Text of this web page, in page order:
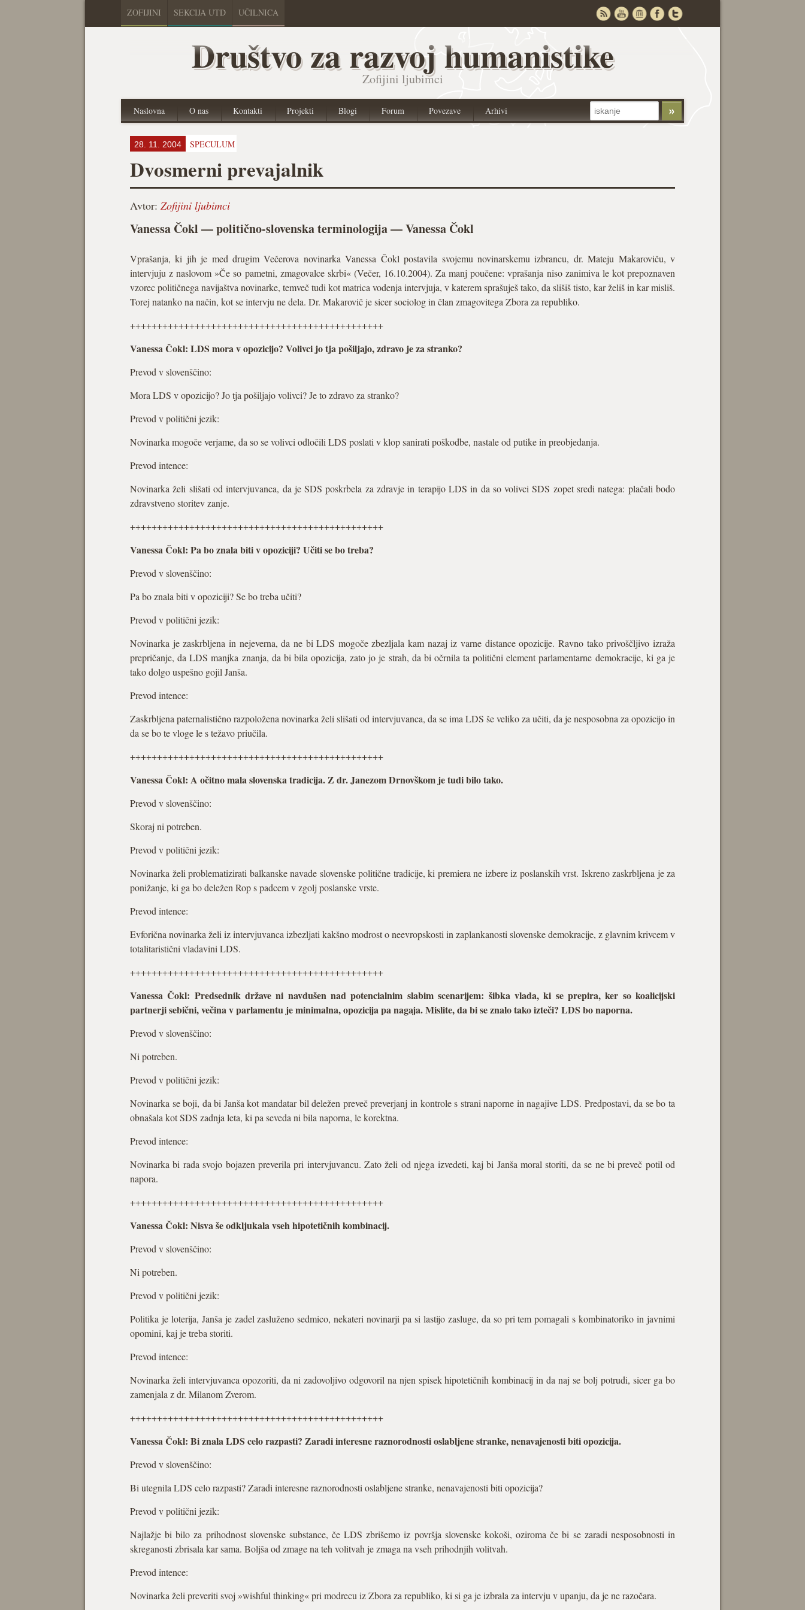
ZOFIJINI SEKCIJA UTD UČILNICA
Društvo za razvoj humanistike
Zofijini ljubimci
Naslovna O nas Kontakti Projekti Blogi Forum Povezave Arhivi
28. 11. 2004 SPECULUM
Dvosmerni prevajalnik
Avtor: Zofijini ljubimci
Vanessa Čokl — politično-slovenska terminologija — Vanessa Čokl
Vprašanja, ki jih je med drugim Večerova novinarka Vanessa Čokl postavila svojemu novinarskemu izbrancu, dr. Mateju Makaroviču, v
intervjuju z naslovom »Če so pametni, zmagovalce skrbi« (Večer, 16.10.2004). Za manj poučene: vprašanja niso zanimiva le kot prepoznaven
vzorec političnega navijaštva novinarke, temveč tudi kot matrica vodenja intervjuja, v katerem sprašuješ tako, da slišiš tisto, kar želiš in kar misliš.
Torej natanko na način, kot se intervju ne dela. Dr. Makarovič je sicer sociolog in član zmagovitega Zbora za republiko.
+++++++++++++++++++++++++++++++++++++++++++++++
Vanessa Čokl: LDS mora v opozicijo? Volivci jo tja pošiljajo, zdravo je za stranko?
Prevod v slovenščino:
Mora LDS v opozicijo? Jo tja pošiljajo volivci? Je to zdravo za stranko?
Prevod v politični jezik:
Novinarka mogoče verjame, da so se volivci odločili LDS poslati v klop sanirati poškodbe, nastale od putike in preobjedanja.
Prevod intence:
Novinarka želi slišati od intervjuvanca, da je SDS poskrbela za zdravje in terapijo LDS in da so volivci SDS zopet sredi natega: plačali bodo
zdravstveno storitev zanje.
+++++++++++++++++++++++++++++++++++++++++++++++
Vanessa Čokl: Pa bo znala biti v opoziciji? Učiti se bo treba?
Prevod v slovenščino:
Pa bo znala biti v opoziciji? Se bo treba učiti?
Prevod v politični jezik:
Novinarka je zaskrbljena in nejeverna, da ne bi LDS mogoče zbezljala kam nazaj iz varne distance opozicije. Ravno tako privoščljivo izraža
prepričanje, da LDS manjka znanja, da bi bila opozicija, zato jo je strah, da bi očrnila ta politični element parlamentarne demokracije, ki ga je
tako dolgo uspešno gojil Janša.
Prevod intence:
Zaskrbljena paternalistično razpoložena novinarka želi slišati od intervjuvanca, da se ima LDS še veliko za učiti, da je nesposobna za opozicijo in
da se bo te vloge le s težavo priučila.
+++++++++++++++++++++++++++++++++++++++++++++++
Vanessa Čokl: A očitno mala slovenska tradicija. Z dr. Janezom Drnovškom je tudi bilo tako.
Prevod v slovenščino:
Skoraj ni potreben.
Prevod v politični jezik:
Novinarka želi problematizirati balkanske navade slovenske politične tradicije, ki premiera ne izbere iz poslanskih vrst. Iskreno zaskrbljena je za
ponižanje, ki ga bo deležen Rop s padcem v zgolj poslanske vrste.
Prevod intence:
Evforična novinarka želi iz intervjuvanca izbezljati kakšno modrost o neevropskosti in zaplankanosti slovenske demokracije, z glavnim krivcem v
totalitaristični vladavini LDS.
+++++++++++++++++++++++++++++++++++++++++++++++
Vanessa Čokl: Predsednik države ni navdušen nad potencialnim slabim scenarijem: šibka vlada, ki se prepira, ker so koalicijski
partnerji sebični, večina v parlamentu je minimalna, opozicija pa nagaja. Mislite, da bi se znalo tako izteči? LDS bo naporna.
Prevod v slovenščino:
Ni potreben.
Prevod v politični jezik:
Novinarka se boji, da bi Janša kot mandatar bil deležen preveč preverjanj in kontrole s strani naporne in nagajive LDS. Predpostavi, da se bo ta
obnašala kot SDS zadnja leta, ki pa seveda ni bila naporna, le korektna.
Prevod intence:
Novinarka bi rada svojo bojazen preverila pri intervjuvancu. Zato želi od njega izvedeti, kaj bi Janša moral storiti, da se ne bi preveč potil od
napora.
+++++++++++++++++++++++++++++++++++++++++++++++
Vanessa Čokl: Nisva še odkljukala vseh hipotetičnih kombinacij.
Prevod v slovenščino:
Ni potreben.
Prevod v politični jezik:
Politika je loterija, Janša je zadel zasluženo sedmico, nekateri novinarji pa si lastijo zasluge, da so pri tem pomagali s kombinatoriko in javnimi
opomini, kaj je treba storiti.
Prevod intence:
Novinarka želi intervjuvanca opozoriti, da ni zadovoljivo odgovoril na njen spisek hipotetičnih kombinacij in da naj se bolj potrudi, sicer ga bo
zamenjala z dr. Milanom Zverom.
+++++++++++++++++++++++++++++++++++++++++++++++
Vanessa Čokl: Bi znala LDS celo razpasti? Zaradi interesne raznorodnosti oslabljene stranke, nenavajenosti biti opozicija.
Prevod v slovenščino:
Bi utegnila LDS celo razpasti? Zaradi interesne raznorodnosti oslabljene stranke, nenavajenosti biti opozicija?
Prevod v politični jezik:
Najlažje bi bilo za prihodnost slovenske substance, če LDS zbrišemo iz površja slovenske kokoši, oziroma če bi se zaradi nesposobnosti in
skreganosti zbrisala kar sama. Boljša od zmage na teh volitvah je zmaga na vseh prihodnjih volitvah.
Prevod intence:
Novinarka želi preveriti svoj »wishful thinking« pri modrecu iz Zbora za republiko, ki si ga je izbrala za intervju v upanju, da je ne razočara.